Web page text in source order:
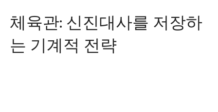
체육관: 신진대사를 저장하
는 기계적 전략